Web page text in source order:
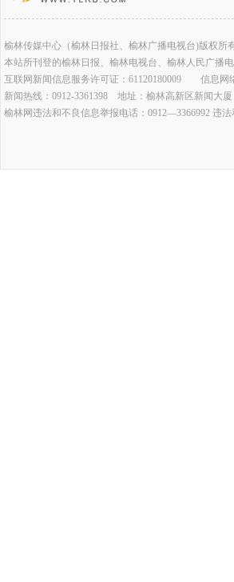
榆林传媒中心（榆林日报社、榆林广播电视台)版权所
本站所刊登的榆林日报、榆林电视台、榆林人民广播
互联网新闻信息服务许可证：61120180009 信息网
新闻热线：0912-3361398 地址：榆林高新区新闻
榆林网违法和不良信息举报电话：0912—3366992 违